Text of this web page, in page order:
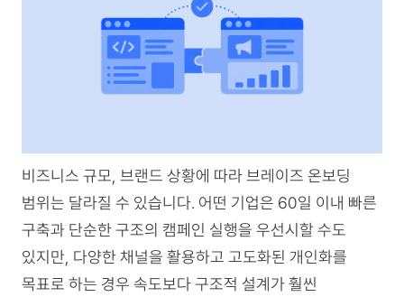
비즈니스 규모, 브랜드 상황에 따라 브레이즈 온보딩
범위는 달라질 수 있습니다. 어떤 기업은 60일 이내 빠른
구축과 단순한 구조의 캠페인 실행을 우선시할 수도
있지만, 다양한 채널을 활용하고 고도화된 개인화를
목표로 하는 경우 속도보다 구조적 설계가 훨씬